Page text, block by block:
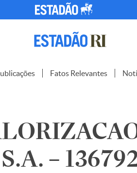
Fatos Relevantes
–